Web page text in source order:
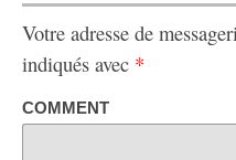
Votre adresse de
indiqués avec *
COMMENT